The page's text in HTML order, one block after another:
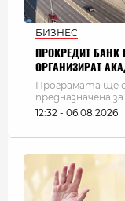
БИЗНЕС
ПРОКРЕДИТ БАНК
ОРГАНИЗИРАТ
Програмата ще
предназначена
12:32 - 06.08.2026